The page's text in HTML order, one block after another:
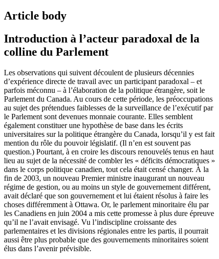
Article body
Introduction à l’acteur paradoxal de la
colline du Parlement
Les observations qui suivent découlent de plusieurs décennies
d’expérience directe de travail avec un participant paradoxal – et
parfois méconnu – à l’élaboration de la politique étrangère, soit le
Parlement du Canada. Au cours de cette période, les préoccupations
au sujet des prétendues faiblesses de la surveillance de l’exécutif par
le Parlement sont devenues monnaie courante. Elles semblent
également constituer une hypothèse de base dans les écrits
universitaires sur la politique étrangère du Canada, lorsqu’il y est fait
mention du rôle du pouvoir législatif. (Il n’en est souvent pas
question.) Pourtant, à en croire les discours renouvelés tenus en haut
lieu au sujet de la nécessité de combler les « déficits démocratiques »
dans le corps politique canadien, tout cela était censé changer. À la
fin de 2003, un nouveau Premier ministre inaugurant un nouveau
régime de gestion, ou au moins un style de gouvernement différent,
avait déclaré que son gouvernement et lui étaient résolus à faire les
choses différemment à Ottawa. Or, le parlement minoritaire élu par
les Canadiens en juin 2004 a mis cette promesse à plus dure épreuve
qu’il ne l’avait envisagé. Vu l’indiscipline croissante des
parlementaires et les divisions régionales entre les partis, il pourrait
aussi être plus probable que des gouvernements minoritaires soient
élus dans l’avenir prévisible.